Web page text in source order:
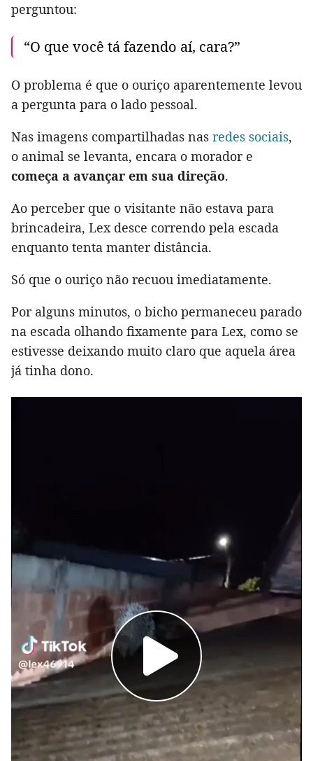
perguntou:
“O que você tá fazendo aí, cara?”
O problema é que o ouriço aparentemente levou
a pergunta para o lado pessoal.
Nas imagens compartilhadas nas redes sociais,
o animal se levanta, encara o morador e
começa a avançar em sua direção.
Ao perceber que o visitante não estava para
brincadeira, Lex desce correndo pela escada
enquanto tenta manter distância.
Só que o ouriço não recuou imediatamente.
Por alguns minutos, o bicho permaneceu parado
na escada olhando fixamente para Lex, como se
estivesse deixando muito claro que aquela área
já tinha dono.